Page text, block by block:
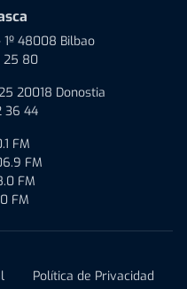
48008 Bilbao
25 80
20018 Donostia
36 44
FM
FM
FM
FM
Política de Privacidad